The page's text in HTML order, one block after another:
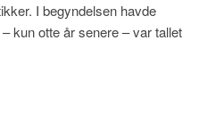
I begyndelsen havde
kun otte år senere – var tallet